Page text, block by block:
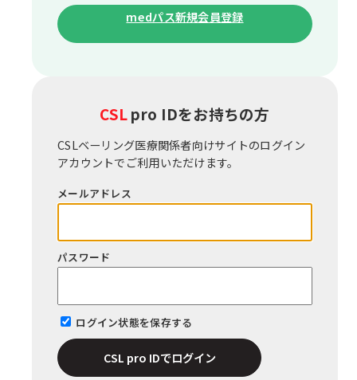
medパス新規会員登録
CSLpro IDをお持ちの⽅
CSLベーリング医療関係者向けサイトのログイン
アカウントでご利⽤いただけます。
メールアドレス
パスワード
ログイン状態を保存する
CSL pro IDでログイン